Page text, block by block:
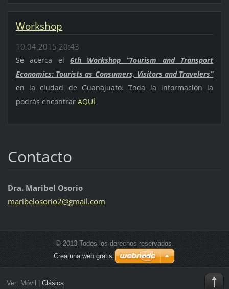
Workshop
10.04.2015 20:43
Se acerca el 6th Workshop “Tourism and Transport
Economics: Tourists as Consumers, Visitors and Travelers”
en la ciudad de Guanajuato. Toda la información la
podrás encontrar AQUÍ
Contacto
Dra. Maribel Osorio
maribelosorio2@gmail.com
© 2013 Todos los derechos reservados.
Crea una web gratis
Ver: Móvil | Clásica